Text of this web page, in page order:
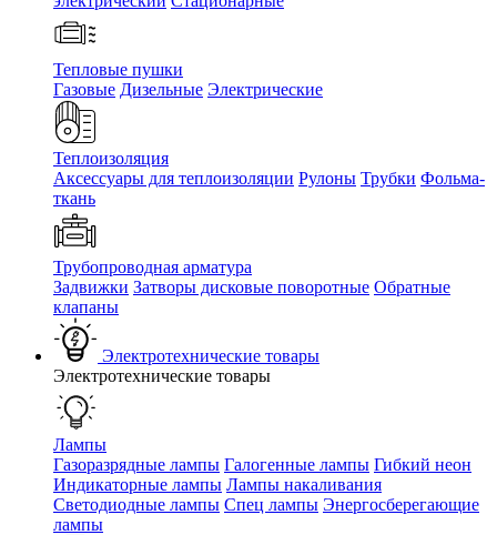
Тепловые пушки
Газовые Дизельные Электрические
Теплоизоляция
Аксессуары для теплоизоляции Рулоны Трубки Фольма-
ткань
Трубопроводная арматура
Задвижки Затворы дисковые поворотные Обратные
клапаны
Электротехнические товары
Электротехнические товары
Лампы
Газоразрядные лампы Галогенные лампы Гибкий неон
Индикаторные лампы Лампы накаливания
Светодиодные лампы Спец лампы Энергосберегающие
лампы